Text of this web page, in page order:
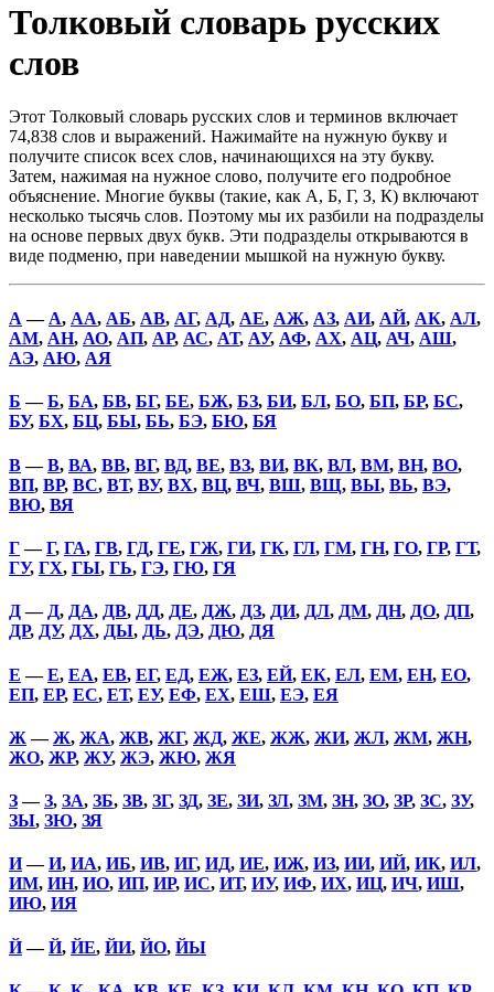
Толковый словарь русских
слов
Этот Толковый словарь русских слов и терминов включает
74,838 слов и выражений. Нажимайте на нужную букву и
получите список всех слов, начинающихся на эту букву.
Затем, нажимая на нужное слово, получите его подробное
объяснение. Многие буквы (такие, как А, Б, Г, З, К) включают
несколько тысячь слов. Поэтому мы их разбили на подразделы
на основе первых двух букв. Эти подразделы открываются в
виде подменю, при наведении мышкой на нужную букву.
А — А, АА, АБ, АВ, АГ, АД, АЕ, АЖ, АЗ, АИ, АЙ, АК, АЛ,
АМ, АН, АО, АП, АР, АС, АТ, АУ, АФ, АХ, АЦ, АЧ, АШ,
АЭ, АЮ, АЯ
Б —Б, БА, БВ, БГ, БЕ, БЖ, БЗ, БИ, БЛ, БО, БП, БР, БС,
БУ, БХ, БЦ, БЫ, БЬ, БЭ, БЮ, БЯ
В—В, ВА, ВВ, ВГ, ВД, ВЕ, ВЗ, ВИ, ВК, ВЛ, ВМ, ВН, ВО,
ВП, ВР, ВС, ВТ, ВУ, ВХ, ВЦ, ВЧ, ВШ, ВЩ, ВЫ, ВЬ, ВЭ,
ВЮ, ВЯ
Г—Г, ГА, ГВ, ГД, ГЕ, ГЖ, ГИ, ГК, ГЛ, ГМ, ГН, ГО, ГР, ГТ,
ГУ, ГХ, ГЫ, ГЬ, ГЭ, ГЮ, ГЯ
Д— Д, ДА, ДВ, ДД, ДЕ, ДЖ, ДЗ, ДИ, ДЛ, ДМ, ДН, ДО, ДП,
ДР, ДУ, ДХ, ДЫ, ДЬ, ДЭ, ДЮ, ДЯ
Е —Е, ЕА, ЕВ, ЕГ, ЕД, ЕЖ, ЕЗ, ЕЙ, ЕК, ЕЛ, ЕМ, ЕН, ЕО,
ЕП, ЕР, ЕС, ЕТ, ЕУ, ЕФ, ЕХ, ЕШ, ЕЭ, ЕЯ
Ж —Ж, ЖА, ЖВ, ЖГ, ЖД, ЖЕ, ЖЖ, ЖИ, ЖЛ, ЖМ, ЖН,
ЖО, ЖР, ЖУ, ЖЭ, ЖЮ, ЖЯ
З—З, ЗА, ЗБ, ЗВ, ЗГ, ЗД, ЗЕ, ЗИ, ЗЛ, ЗМ, ЗН, ЗО, ЗР, ЗС, ЗУ,
ЗЫ, ЗЮ, ЗЯ
И—И, ИА, ИБ, ИВ, ИГ, ИД, ИЕ, ИЖ, ИЗ, ИИ, ИЙ, ИК, ИЛ,
ИМ, ИН, ИО, ИП, ИР, ИС, ИТ, ИУ, ИФ, ИХ, ИЦ, ИЧ, ИШ,
ИЮ, ИЯ
Й—Й, ЙЕ, ЙИ, ЙО, ЙЫ